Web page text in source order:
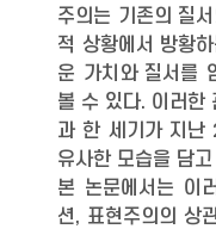
주의는 기존의 질
적 상황에서 방황
운 가치와 질서를
볼 수 있다. 이러한
과 한 세기가 지난
유사한 모습을 담
본 논문에서는 이
션, 표현주의의 상